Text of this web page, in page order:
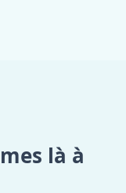
là à